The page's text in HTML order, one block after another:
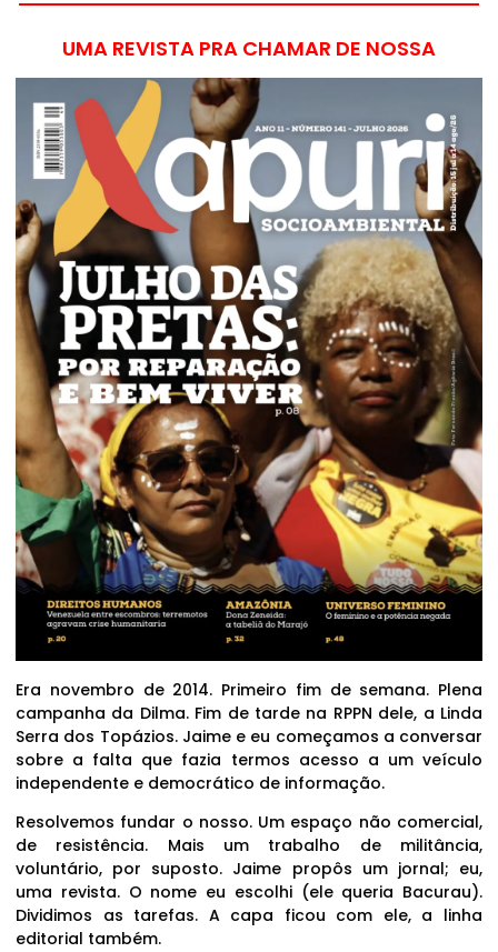
UMA REVISTA PRA CHAMAR DE NOSSA
Era novembro de 2014. Primeiro fim de semana. Plena
campanha da Dilma. Fim de tarde na RPPN dele, a Linda
Serra dos Topázios. Jaime e eu começamos a conversar
sobre a falta que fazia termos acesso a um veículo
independente e democrático de informação.
Resolvemos fundar o nosso. Um espaço não comercial,
de resistência. Mais um trabalho de militância,
voluntário, por suposto. Jaime propôs um jornal; eu,
uma revista. O nome eu escolhi (ele queria Bacurau).
Dividimos as tarefas. A capa ficou com ele, a linha
editorial também.